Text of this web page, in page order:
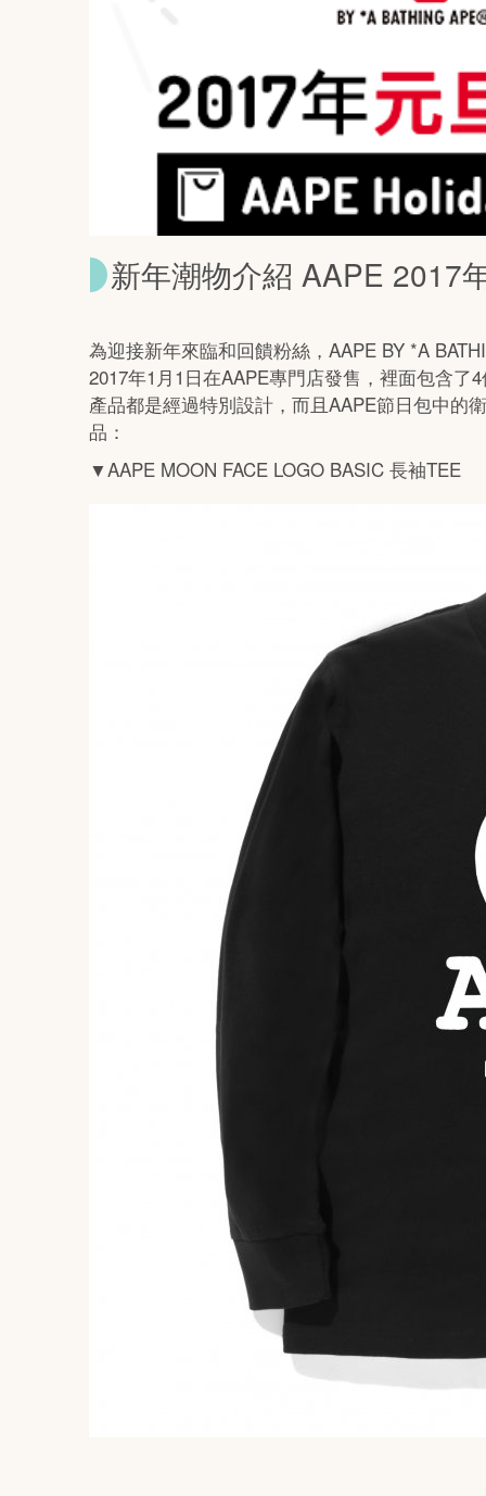
新年潮物介紹 AAPE 2017
為迎接新年來臨和回饋粉絲， AAPE BY *A
2017年1 月1 日在AAPE專門店發售，裡面包含了4
產品都是經過特別設計，而且AAPE節日包中的
品：
▼AAPE MOON FACE LOGO BASIC 長袖TEE